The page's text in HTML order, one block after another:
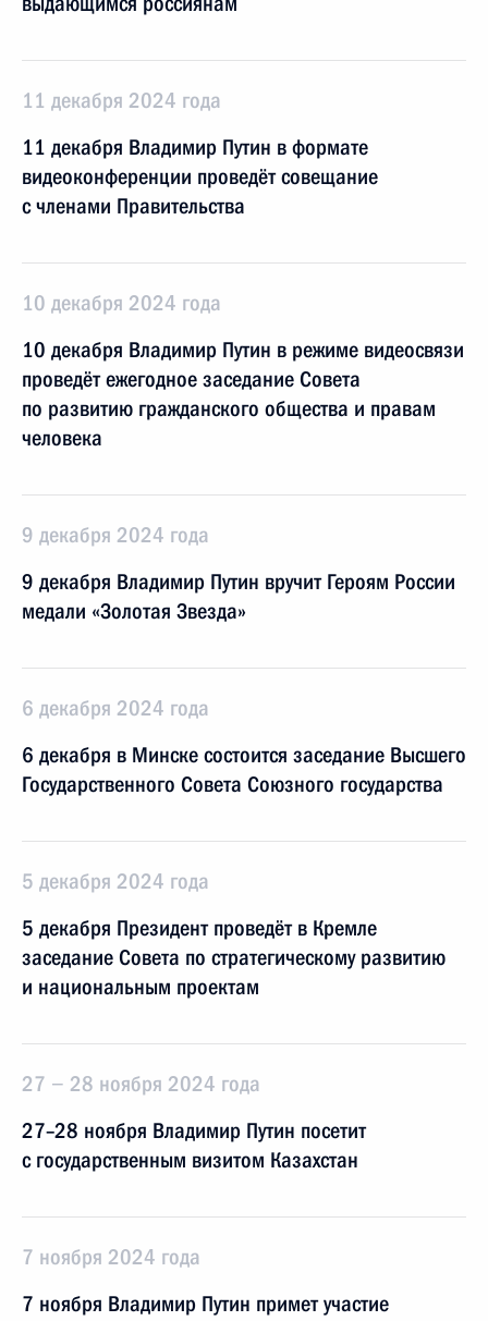
11 декабря 2024 года
11 декабря Владимир Путин в формате
видеоконференции проведёт совещание
с членами Правительства
10 декабря 2024 года
10 декабря Владимир Путин в режиме видеосвязи
проведёт ежегодное заседание Совета
по развитию гражданского общества и правам
человека
9 декабря 2024 года
9 декабря Владимир Путин вручит Героям России
медали «Золотая Звезда»
6 декабря 2024 года
6 декабря в Минске состоится заседание Высшего
Государственного Совета Союзного государства
5 декабря 2024 года
5 декабря Президент проведёт в Кремле
заседание Совета по стратегическому развитию
и национальным проектам
27 − 28 ноября 2024 года
27–28 ноября Владимир Путин посетит
с государственным визитом Казахстан
7 ноября 2024 года
7 ноября Владимир Путин примет участие